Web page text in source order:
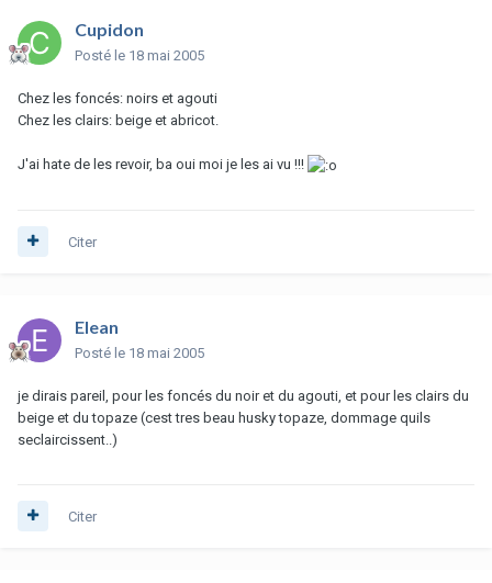
Cupidon
Posté le 18 mai 2005
Chez les foncés: noirs et agouti
Chez les clairs: beige et abricot.
J'ai hate de les revoir, ba oui moi je les ai vu !!!
Citer
Elean
Posté le 18 mai 2005
je dirais pareil, pour les foncés du noir et du agouti, et pour les clairs du
beige et du topaze (cest tres beau husky topaze, dommage quils
seclaircissent..)
Citer